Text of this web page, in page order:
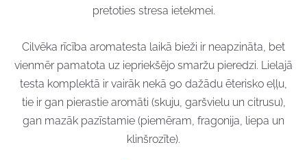
pretoties stresa ietekmei.
Cilvēka rīcība aromatesta laikā bieži ir neapzināta, bet
vienmēr pamatota uz iepriekšējo smaržu pieredzi. Lielajā
testa komplektā ir vairāk nekā 90 dažādu ēterisko eļļu,
tie ir gan pierastie aromāti (skuju, garšvielu un citrusu),
gan mazāk pazīstamie (piemēram, fragonija, liepa un
klinšrozīte).